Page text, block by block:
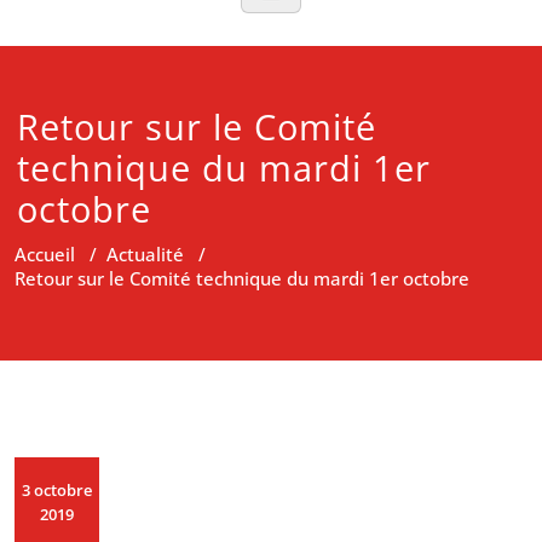
Retour sur le Comité
technique du mardi 1er
octobre
Accueil / Actualité /
Retour sur le Comité technique du mardi 1er octobre
3 octobre
2019